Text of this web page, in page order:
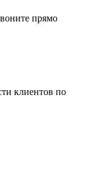
прямо
клиентов по